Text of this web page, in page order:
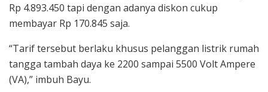
Rp 4.893.450 tapi dengan adanya diskon cukup
membayar Rp 170.845 saja.
“Tarif tersebut berlaku khusus pelanggan listrik rumah
tangga tambah daya ke 2200 sampai 5500 Volt Ampere
(VA),” imbuh Bayu.